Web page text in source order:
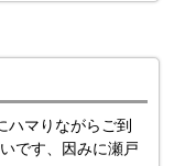
ハマりながらご到
です、因みに瀬戸